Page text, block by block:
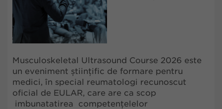
Musculoskeletal Ultrasound Course 2026 este
un eveniment științific de formare pentru
medici, în special reumatologi recunoscut
oficial de EULAR, care are ca scop
imbunatatirea competențelelor